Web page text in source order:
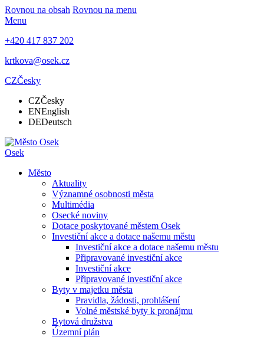
Rovnou na obsah Rovnou na menu
Menu
+420 417 837 202
krtkova@osek.cz
CZČesky
CZČesky
ENEnglish
DEDeutsch
Osek
Město
Aktuality
Významné osobnosti města
Multimédia
Osecké noviny
Dotace poskytované městem Osek
Investiční akce a dotace našemu městu
Investiční akce a dotace našemu městu
Připravované investiční akce
Investiční akce
Připravované investiční akce
Byty v majetku města
Pravidla, žádosti, prohlášení
Volné městské byty k pronájmu
Bytová družstva
Územní plán